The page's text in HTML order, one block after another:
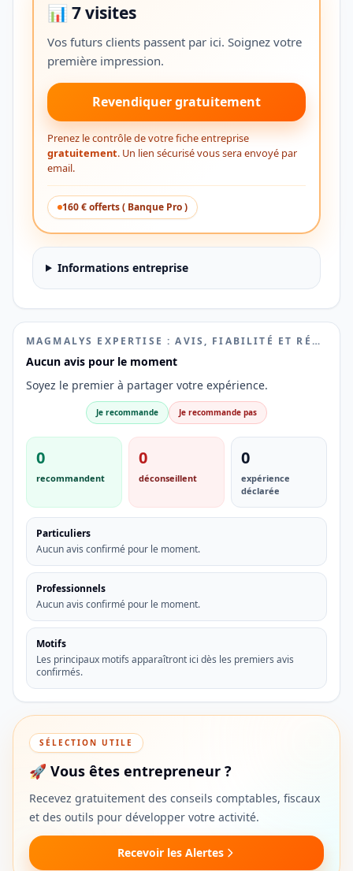
📊 7 visites
Vos futurs clients passent par ici. Soignez votre
première impression.
Revendiquer gratuitement
Prenez le contrôle de votre fiche entreprise
gratuitement. Un lien sécurisé vous sera envoyé par
email.
160 € offerts ( Banque Pro )
Informations entreprise
MAGMALYS EXPERTISE : AVIS, FIABILITÉ ET RÉPUTATION
Aucun avis pour le moment
Soyez le premier à partager votre expérience.
Je recommande Je recommande pas
0
recommandent
0
déconseillent
0
expérience
déclarée
Particuliers
Aucun avis confirmé pour le moment.
Professionnels
Aucun avis confirmé pour le moment.
Motifs
Les principaux motifs apparaîtront ici dès les premiers avis
confirmés.
SÉLECTION UTILE
🚀 Vous êtes entrepreneur ?
Recevez gratuitement des conseils comptables, fiscaux
et des outils pour développer votre activité.
Recevoir les Alertes